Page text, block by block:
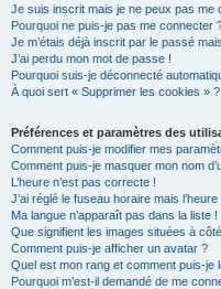
Je suis inscrit mais je ne peux pas me
Pourquoi ne puis-je pas me connecter
Je m’étais déjà inscrit par le passé
J’ai perdu mon mot de passe !
Pourquoi suis-je déconnecté
À quoi sert « Supprimer les cookies » ?
Préférences et paramètres des
Comment puis-je modifier mes
Comment puis-je masquer mon nom
L’heure n’est pas correcte !
J’ai réglé le fuseau horaire mais
Ma langue n’apparaît pas dans la liste !
Que signifient les images situées à
Comment puis-je afficher un avatar ?
Quel est mon rang et comment puis-je
Pourquoi m’est-il demandé de me